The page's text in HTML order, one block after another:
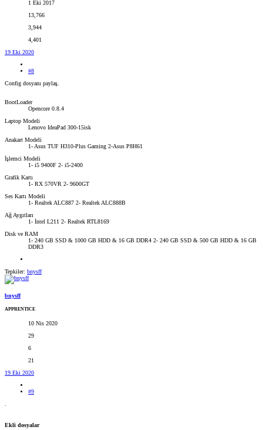
1 Eki 2017
13,766
3,944
4,401
19 Eki 2020
#8
Config dosyanı paylaş.
BootLoader
Opencore 0.8.4
Laptop Modeli
Lenovo IdeaPad 300-15isk
Anakart Modeli
1- Asus TUF H310-Plus Gaming 2-Asus P8H61
İşlemci Modeli
1- i5 9400F 2- i5-2400
Grafik Kartı
1- RX 570VR 2- 9600GT
Ses Kartı Modeli
1- Realtek ALC887 2- Realtek ALC888B
Ağ Aygıtları
1- İntel L211 2- Realtek RTL8169
Disk ve RAM
1- 240 GB SSD & 1000 GB HDD & 16 GB DDR4 2- 240 GB SSD & 500 GB HDD & 16 GB
DDR3
Tepkiler: bnysff
bnysff
APPRENTICE
10 Nis 2020
29
6
21
19 Eki 2020
#9
.
Ekli dosyalar